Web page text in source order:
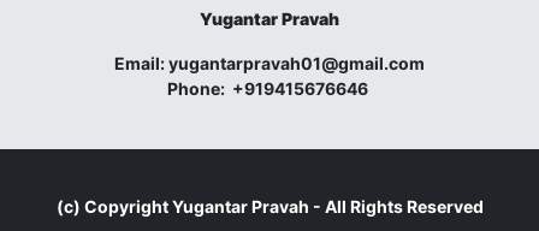
Yugantar Pravah
Email:yugantarpravah01@gmail.com
Phone: +919415676646
(c) CopyrightYugantar Pravah - All Rights Reserved